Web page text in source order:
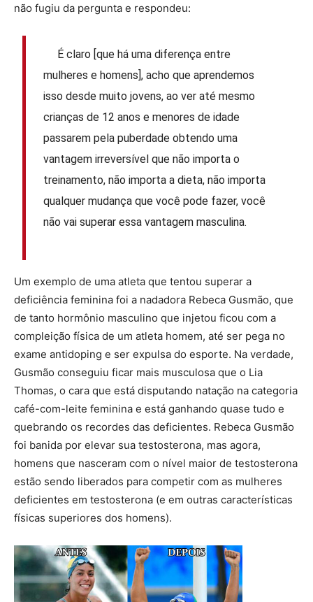
não fugiu da pergunta e respondeu:
É claro [que há uma diferença entre
mulheres e homens], acho que aprendemos
isso desde muito jovens, ao ver até mesmo
crianças de 12 anos e menores de idade
passarem pela puberdade obtendo uma
vantagem irreversível que não importa o
treinamento, não importa a dieta, não importa
qualquer mudança que você pode fazer, você
não vai superar essa vantagem masculina.
Um exemplo de uma atleta que tentou superar a
deficiência feminina foi a nadadora Rebeca Gusmão, que
de tanto hormônio masculino que injetou ficou com a
compleição física de um atleta homem, até ser pega no
exame antidoping e ser expulsa do esporte. Na verdade,
Gusmão conseguiu ficar mais musculosa que o Lia
Thomas, o cara que está disputando natação na categoria
café-com-leite feminina e está ganhando quase tudo e
quebrando os recordes das deficientes. Rebeca Gusmão
foi banida por elevar sua testosterona, mas agora,
homens que nasceram com o nível maior de testosterona
estão sendo liberados para competir com as mulheres
deficientes em testosterona (e em outras características
físicas superiores dos homens).